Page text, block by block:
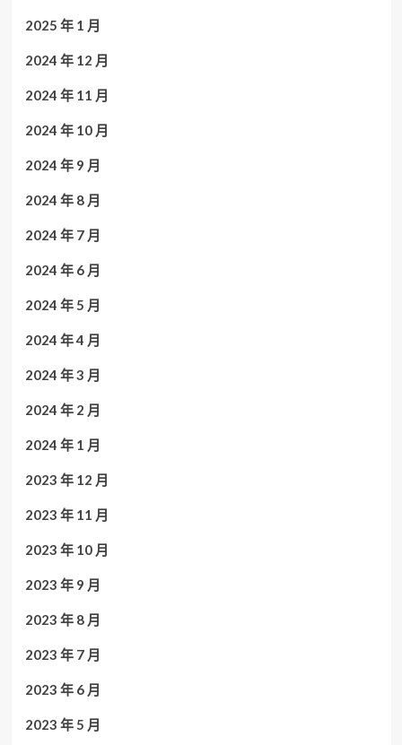
2025 年 1 月
2024 年 12 月
2024 年 11 月
2024 年 10 月
2024 年 9 月
2024 年 8 月
2024 年 7 月
2024 年 6 月
2024 年 5 月
2024 年 4 月
2024 年 3 月
2024 年 2 月
2024 年 1 月
2023 年 12 月
2023 年 11 月
2023 年 10 月
2023 年 9 月
2023 年 8 月
2023 年 7 月
2023 年 6 月
2023 年 5 月